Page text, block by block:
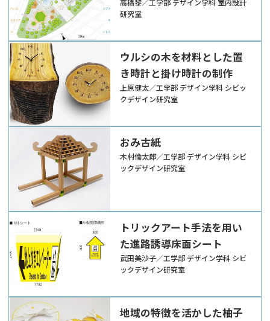
高橋黎／工学部 デザイン学科 室内設計
研究室
ウルシの木を材料とした置
き時計と掛け時計の制作
上原健太／工学部 デザイン学科 シビッ
クデザイン研究室
おみ古紙
木村倫太郎／工学部 デザイン学科 シビ
ックデザイン研究室
トリックアート手法を用い
た進路誘導床面シート
武田美沙子／工学部 デザイン学科 シビ
ックデザイン研究室
地域の特徴を活かした柚子